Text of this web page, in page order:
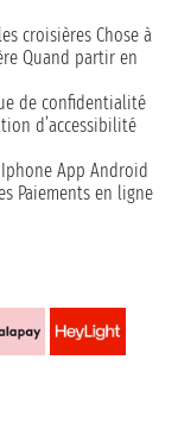
croisières Chose à
Quand partir en
de confidentialité
d’accessibilité
App Android
Paiements en ligne